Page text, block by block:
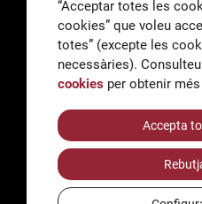
Informació
Tràmits de secretaria
AccessibilitatAvís legal i
“Acceptar totes les
cookies” que voleu
totes” (excepte les
necessàries).
cookies per obtenir
Accepta